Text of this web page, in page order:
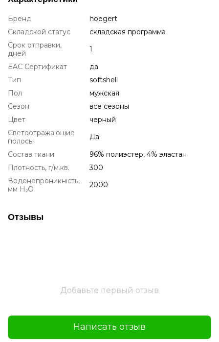
Бренд
hoegert
Складской статус
складская программа
Срок отправки,
дней
1
EAC Сертификат
да
Тип
softshell
Пол
мужская
Сезон
все сезоны
Цвет
черный
Светоотражающие
полосы
Да
Состав ткани
96% полиэстер, 4% эластан
Плотность, г/м.кв.
300
Водонепроникність,
мм H₂O
2000
Отзывы
Добавьте первый отзыв
Написать отзыв